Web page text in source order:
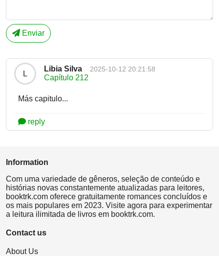
Enviar
L
Libia Silva 2025-10-12 20:21:58
Capítulo 212
Más capitulo...
reply
Information
Com uma variedade de gêneros, seleção de conteúdo e
histórias novas constantemente atualizadas para leitores,
booktrk.com oferece gratuitamente romances concluídos e
os mais populares em 2023. Visite agora para experimentar
a leitura ilimitada de livros em booktrk.com.
Contact us
About Us